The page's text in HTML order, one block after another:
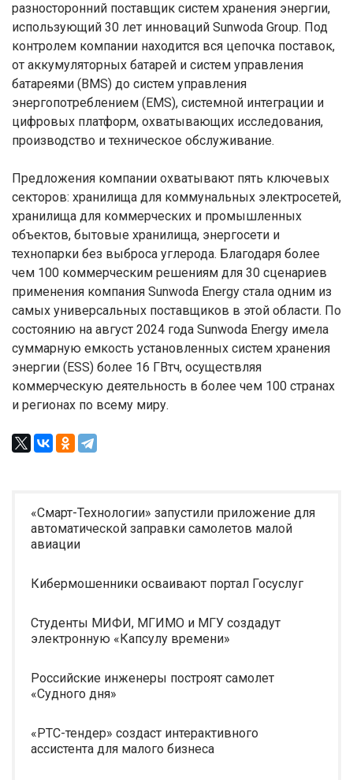
разносторонний поставщик систем хранения энергии,
использующий 30 лет инноваций Sunwoda Group. Под
контролем компании находится вся цепочка поставок,
от аккумуляторных батарей и систем управления
батареями (BMS) до систем управления
энергопотреблением (EMS), системной интеграции и
цифровых платформ, охватывающих исследования,
производство и техническое обслуживание.
Предложения компании охватывают пять ключевых
секторов: хранилища для коммунальных электросетей,
хранилища для коммерческих и промышленных
объектов, бытовые хранилища, энергосети и
технопарки без выброса углерода. Благодаря более
чем 100 коммерческим решениям для 30 сценариев
применения компания Sunwoda Energy стала одним из
самых универсальных поставщиков в этой области. По
состоянию на август 2024 года Sunwoda Energy имела
суммарную емкость установленных систем хранения
энергии (ESS) более 16 ГВтч, осуществляя
коммерческую деятельность в более чем 100 странах
и регионах по всему миру.
«Смарт-Технологии» запустили приложение для
автоматической заправки самолетов малой
авиации
Кибермошенники осваивают портал Госуслуг
Студенты МИФИ, МГИМО и МГУ создадут
электронную «Капсулу времени»
Российские инженеры построят самолет
«Судного дня»
«РТС-тендер» создаст интерактивного
ассистента для малого бизнеса